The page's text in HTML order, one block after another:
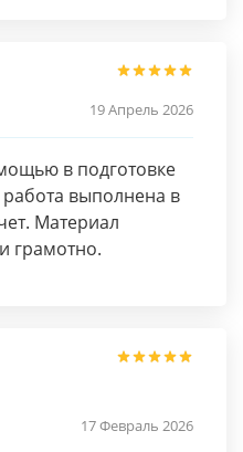
19 Апрель 2026
в подготовке
работа выполнена в
Материал
грамотно.
17 Февраль 2026